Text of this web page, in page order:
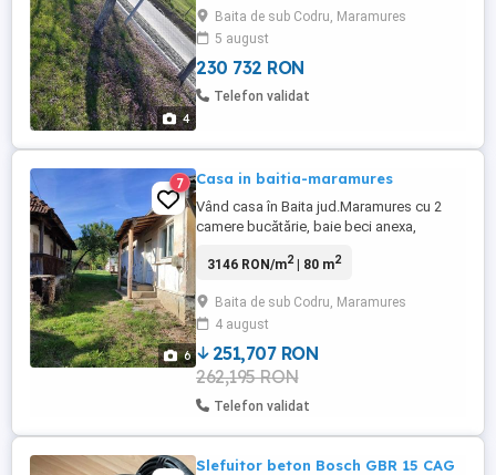
4
construibil, cu suprafata de 4400mp. cu
front de 85m. la o strada laterala pietruita,
electricitate la strada, zona este aerisita
aproape de centru, de scoala, la 15 km de
Cehul Silvaniei si la 50 km de Baia Mare.
Baita de sub Codru, Maramures
5 august
230 732 RON
Telefon validat
6
7 Casa in baitia-maramures
Vând casa în Baita jud.Maramures cu 2
camere bucătărie, baie beci anexa,
Euro Negociabil Tel. Dejea se lucreaza in
3146 RON/m2| 80 m2
Baita de sub Codru, Maramures
4 august
251,707 RON
262,195 RON
Telefon validat
Slefuitor beton Bosch GBR 15 CAG